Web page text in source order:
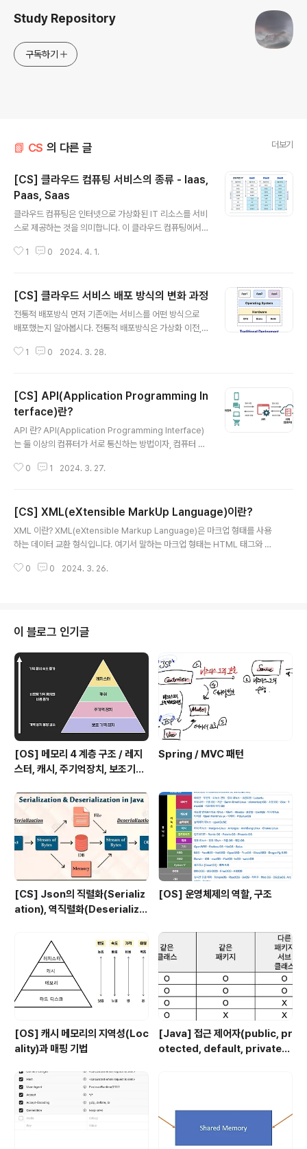
Study Repository
구독하기
📗 CS 의 다른 글 더보기
[CS] 클라우드 컴퓨팅 서비스의 종류 - Iaas,
Paas, Saas
클라우드 컴퓨팅은 인터넷으로 가상화된 IT 리소스를 서비
스로 제공하는 것을 의미합니다. 이 클라우드 컴퓨팅에서
트웨어인데요. AWS나 Azure가 대중화되면서 클라우드
영역을 다루는 꽤 광범위한 개념입니다. 그렇기 때문에 클
라우드는 분야별로 나누어서 이해하는 것이 좋습니다. Iaa
S, PaaS, SaaS IaaS(Infrastructure as a Service) :
소스를 가상화하여 제공하는 클라우드 서비스. Node.js,
1 0 2024. 4. 1.
[CS] 클라우드 서비스 배포 방식의 변화 과정
전통적 배포방식 먼저 기존에는 서비스를 어떤 방식으로
배포했는지 알아봅시다. 전통적 배포방식은 가상화 이전,
한 대에 하나의 OS를 깔고 여러가지 프로그램을 설치하는
션의 리소스 할당하고 구동했었습니다. 이 방식의 문제는
어떤 프로그램을 설치했을 때 다른 앱에도 영향을 끼치는
것이 가능했다는 것입니다. A라는 앱이 리소스를 많이 잡
아먹고 있어서 B앱의 성능이 저하된다던지.. 등등 그 해결
책으로 도입된 것이 가상머신(Virtual Machine)입니다.
가상머신(Virtual Machine) 이란? 실행중인 애플리케이
1 0 2024. 3. 28.
[CS] API(Application Programming In
terface)란?
API 란? API(Application Programming Interface)
는 둘 이상의 컴퓨터가 서로 통신하는 방법이자, 컴퓨터 사
행하기 위한 응용 소프트웨어 Programming : 컴퓨터에
만들어진 매개체 종합하면 응용 소프트웨어를 통해 특정
작업을 수행하기 위해 필요한 데이터 전송 통신에서 컴퓨
터(서버)와 사용자(클라이언트) 사이의 데이터 전송 통신을
PI는 프로그램들이 서로 상호작용하는 것을 도와주는 매개
0 1 2024. 3. 27.
[CS] XML(eXtensible MarkUp Language)이란?
XML 이란? XML(eXtensible Markup Language)은 마크업 형태를 사용
하는 데이터 교환 형식입니다. 여기서 말하는 마크업 형태는 HTML 태그와 같
있습니다. 프롤로그 : 버전, 인코딩 정보 이 문서가 xml임을 알리고 버전이 몇
Jani Reminder Don't forget me this weekend! HTML과 비슷하게 생
긴 것 같은데 뭐가 다..
0 0 2024. 3. 26.
이 블로그 인기글
[OS] 메모리 4 계층 구조 / 레지
스터, 캐시, 주기억장치, 보조기억
Spring / MVC 패턴
[CS] Json의 직렬화(Serializ
ation), 역직렬화(Deserializa
[OS] 운영체제의 역할, 구조
[OS] 캐시 메모리의 지역성(Loc
ality)과 매핑 기법
[Java] 접근 제어자(public, pr
otected, default, private)